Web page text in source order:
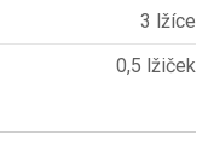
3 lžíce
0,5 lžiček